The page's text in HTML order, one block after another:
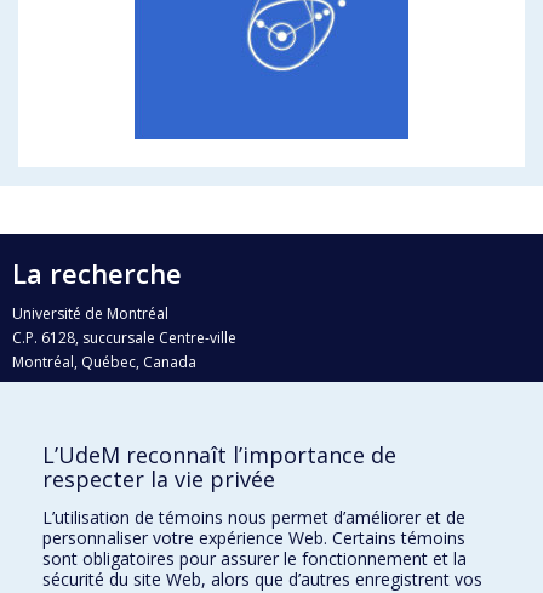
La recherche
Université de Montréal
C.P. 6128, succursale Centre-ville
Montréal, Québec, Canada
H3C 3J7
Qui fait quoi?
Nous trouver
Plan du site
L’UdeM reconnaît l’importance de
respecter la vie privée
L’utilisation de témoins nous permet d’améliorer et de
personnaliser votre expérience Web. Certains témoins
sont obligatoires pour assurer le fonctionnement et la
sécurité du site Web, alors que d’autres enregistrent vos